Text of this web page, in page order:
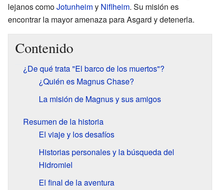
lejanos comoJotunheimy Niflheim. Su misión es
encontrar la mayor amenaza para Asgard y detenerla.
Contenido
¿De qué trata "El barco de los muertos"?
¿Quién es Magnus Chase?
La misión de Magnus y sus amigos
Resumen de la historia
El viaje y los desafíos
Historias personales y la búsqueda del
Hidromiel
El final de la aventura